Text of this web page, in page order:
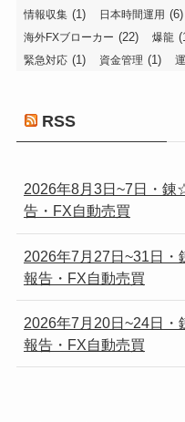
情報収集 (1) 日本時間運用 (6)
海外FXブローカー (22) 爆龍
緊急対応 (1) 資金管理 (1)
RSS
2026年8月3日~7日・
告・FX自動売買
2026年7月27日~31日
報告・FX自動売買
2026年7月20日~24日
報告・FX自動売買